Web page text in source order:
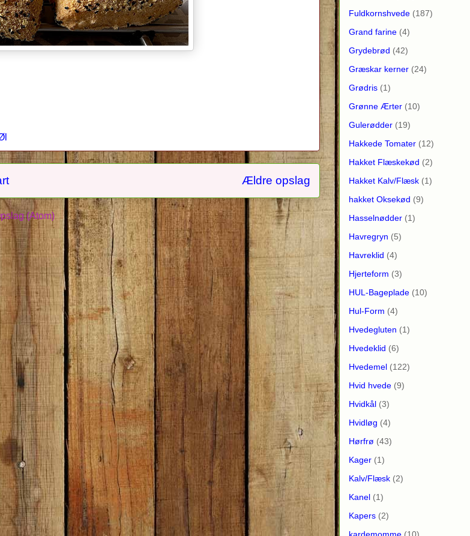
Ældre opslag
(Atom)
Fuldkornshvede (187)
Grand farine (4)
Grydebrød (42)
Græskar kerner (24)
Grødris (1)
Grønne Ærter (10)
Gulerødder (19)
Hakkede Tomater (12)
Hakket Flæskekød (2)
Hakket Kalv/Flæsk (1)
hakket Oksekød (9)
Hasselnødder (1)
Havregryn (5)
Havreklid (4)
Hjerteform (3)
HUL-Bageplade (10)
Hul-Form (4)
Hvedegluten (1)
Hvedeklid (6)
Hvedemel (122)
Hvid hvede (9)
Hvidkål (3)
Hvidløg (4)
Hørfrø (43)
Kager (1)
Kalv/Flæsk (2)
Kanel (1)
Kapers (2)
kardemomme (10)